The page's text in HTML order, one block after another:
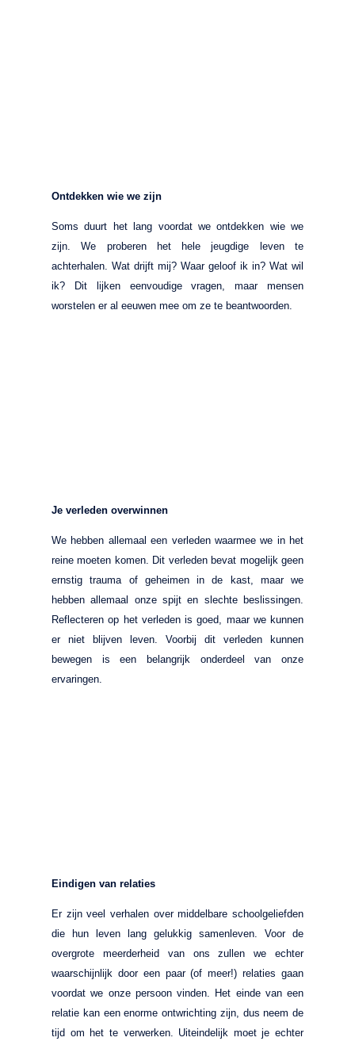
Ontdekken wie we zijn
Soms duurt het lang voordat we ontdekken wie we
zijn. We proberen het hele jeugdige leven te
achterhalen. Wat drijft mij? Waar geloof ik in? Wat wil
ik? Dit lijken eenvoudige vragen, maar mensen
worstelen er al eeuwen mee om ze te beantwoorden.
Je verleden overwinnen
We hebben allemaal een verleden waarmee we in het
reine moeten komen. Dit verleden bevat mogelijk geen
ernstig trauma of geheimen in de kast, maar we
hebben allemaal onze spijt en slechte beslissingen.
Reflecteren op het verleden is goed, maar we kunnen
er niet blijven leven. Voorbij dit verleden kunnen
bewegen is een belangrijk onderdeel van onze
ervaringen.
Eindigen van relaties
Er zijn veel verhalen over middelbare schoolgeliefden
die hun leven lang gelukkig samenleven. Voor de
overgrote meerderheid van ons zullen we echter
waarschijnlijk door een paar (of meer!) relaties gaan
voordat we onze persoon vinden. Het einde van een
relatie kan een enorme ontwrichting zijn, dus neem de
tijd om het te verwerken. Uiteindelijk moet je echter